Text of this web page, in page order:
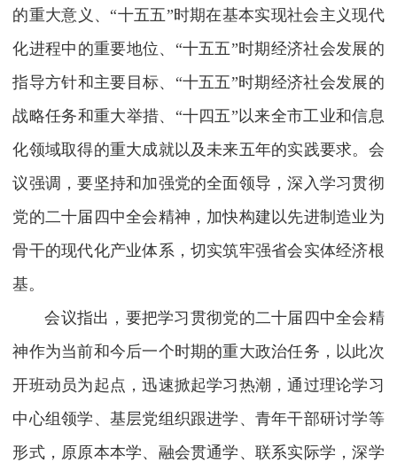
的重大意义、“十五五”时期在基本实现社会主义现代
化进程中的重要地位、“十五五”时期经济社会发展的
指导方针和主要目标、“十五五”时期经济社会发展的
战略任务和重大举措、“十四五”以来全市工业和信息
化领域取得的重大成就以及未来五年的实践要求。会
议强调，要坚持和加强党的全面领导，深入学习贯彻
党的二十届四中全会精神，加快构建以先进制造业为
骨干的现代化产业体系，切实筑牢强省会实体经济根
基。
会议指出，要把学习贯彻党的二十届四中全会精
神作为当前和今后一个时期的重大政治任务，以此次
开班动员为起点，迅速掀起学习热潮，通过理论学习
中心组领学、基层党组织跟进学、青年干部研讨学等
形式，原原本本学、融会贯通学、联系实际学，深学